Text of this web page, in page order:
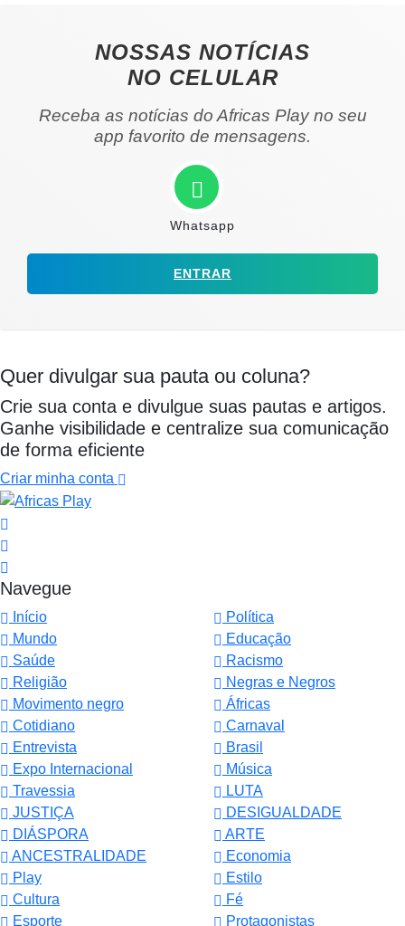
NOSSAS NOTÍCIAS
NO CELULAR
Receba as notícias do Africas Play no seu
app favorito de mensagens.
Whatsapp
ENTRAR
Quer divulgar sua pauta ou coluna?
Crie sua conta e divulgue suas pautas e artigos.
Ganhe visibilidade e centralize sua comunicação
de forma eficiente
Criar minha conta
Navegue
Início
Política
Mundo
Educação
Saúde
Racismo
Religião
Negras e Negros
Movimento negro
Áfricas
Cotidiano
Carnaval
Entrevista
Brasil
Expo Internacional
Música
Travessia
LUTA
JUSTIÇA
DESIGUALDADE
DIÁSPORA
ARTE
ANCESTRALIDADE
Economia
Play
Estilo
Cultura
Fé
Esporte
Protagonistas